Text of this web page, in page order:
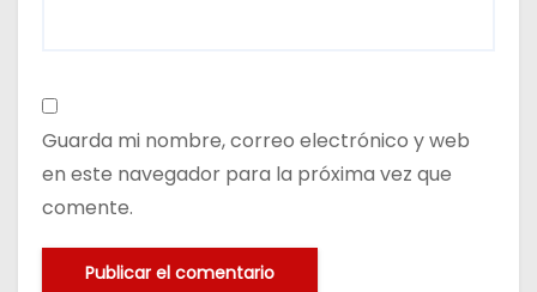
Guarda mi nombre, correo electrónico y web
en este navegador para la próxima vez que
comente.